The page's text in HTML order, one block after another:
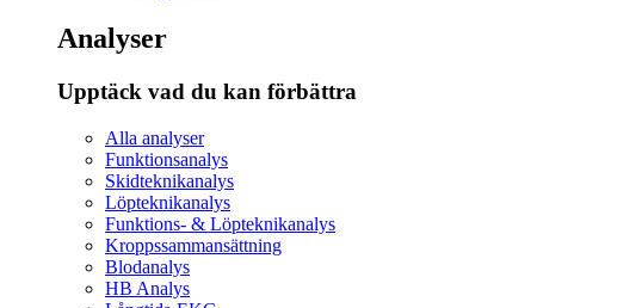
Analyser
Upptäck vad du kan förbättra​
Alla analyser
Funktionsanalys
Skidteknikanalys
Löpteknikanalys
Funktions- & Löpteknikanalys
Kroppssammansättning
Blodanalys
HB Analys